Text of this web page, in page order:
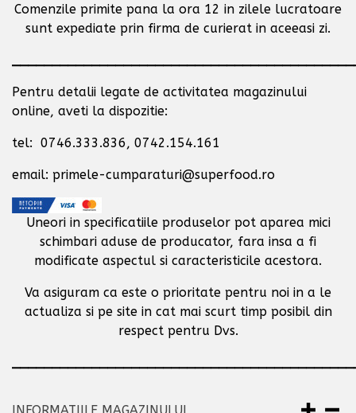
Comenzile primite pana la ora 12 in zilele lucratoare
sunt expediate prin firma de curierat in aceeasi zi.
Pentru detalii legate de activitatea magazinului
online, aveti la dispozitie:
tel: 0746.333.836, 0742.154.161
email: primele-cumparaturi@superfood.ro
Uneori in specificatiile produselor pot aparea mici
schimbari aduse de producator, fara insa a fi
modificate aspectul si caracteristicile acestora.
Va asiguram ca este o prioritate pentru noi in a le
actualiza si pe site in cat mai scurt timp posibil din
respect pentru Dvs.